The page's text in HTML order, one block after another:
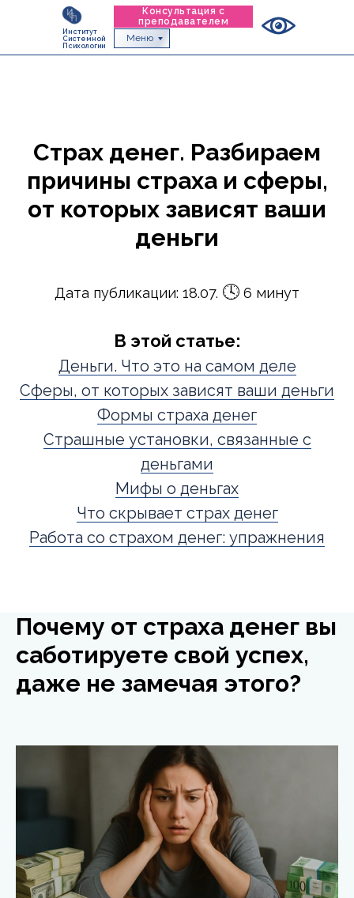
Институт
Системной
Психологии
Консультация с
преподавателем
Меню
Страх денег. Разбираем
причины страха и сферы,
от которых зависят ваши
деньги
Дата публикации: 18.07. 🕓 6 минут
В этой статье:
Деньги. Что это на самом деле
Сферы, от которых зависят ваши деньги
Формы страха денег
Страшные установки, связанные с
деньгами
Мифы о деньгах
Что скрывает страх денег
Работа со страхом денег: упражнения
Почему от страха денег вы
саботируете свой успех,
даже не замечая этого?